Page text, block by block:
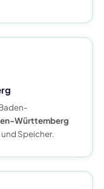
Württemberg
Speicher.